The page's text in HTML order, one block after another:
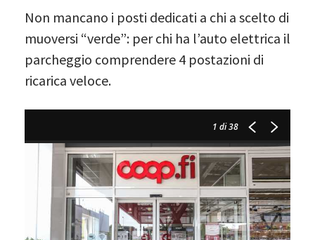
Non mancano i posti dedicati a chi a scelto di
muoversi “verde”: per chi ha l’auto elettrica il
parcheggio comprendere 4 postazioni di
ricarica veloce.
1 di 38